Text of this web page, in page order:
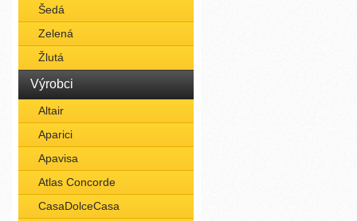
Šedá
Zelená
Žlutá
Výrobci
Altair
Aparici
Apavisa
Atlas Concorde
CasaDolceCasa